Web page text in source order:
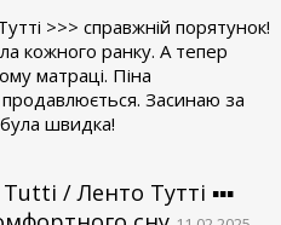
>>> справжній порятунок!
кожного ранку. А тепер
матраці. Піна
продавлюється. Засинаю за
швидка!
/ Ленто Тутті ▪︎▪︎▪︎